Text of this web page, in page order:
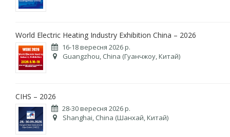
World Electric Heating Industry Exhibition China – 2026
16-18 вересня 2026 р.
Guangzhou, China (Гуанчжоу, Китай)
CIHS – 2026
28-30 вересня 2026 р.
Shanghai, China (Шанхай, Китай)